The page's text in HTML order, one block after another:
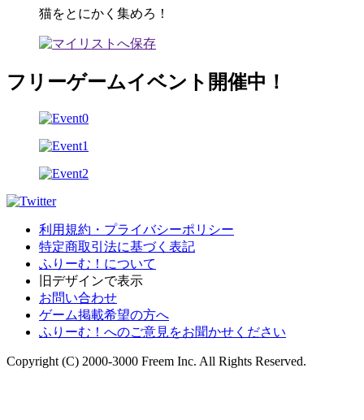
猫をとにかく集めろ！
フリーゲームイベント開催中！
利用規約・プライバシーポリシー
特定商取引法に基づく表記
ふりーむ！について
旧デザインで表示
お問い合わせ
ゲーム掲載希望の方へ
ふりーむ！へのご意見をお聞かせください
Copyright (C) 2000-3000 Freem Inc. All Rights Reserved.